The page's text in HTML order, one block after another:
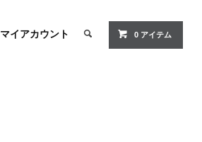
マイアカウント 0 アイテム